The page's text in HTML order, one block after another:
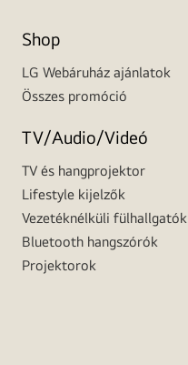
Shop
LG Webáruház ajánlatok
Összes promóció
TV/Audio/Videó
TV és hangprojektor
Lifestyle kijelzők
Vezetéknélküli fülhallgatók
Bluetooth hangszórók
Projektorok